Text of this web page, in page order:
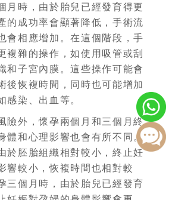
月時，由於胎兒已經發育得更
的成功率會顯著降低，手術流
會相應增加。在這個階段，手
複雜的操作，如使用吸管或刮
和子宮內膜。這些操作可能會
後恢複時間，同時也可能增加
感染、出血等。
險外，懷孕兩個月和三個月終
體和心理影響也會有所不同。
於胚胎組織相對較小，終止妊
響較小，恢複時間也相對較
三個月時，由於胎兒已經發育